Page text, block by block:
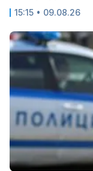
15:15 • 09.08.26